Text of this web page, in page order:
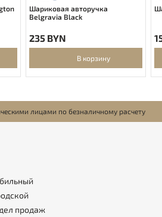
Шариковая авторучка
Belgravia Black
235 BYN
В корзину
лицами по безналичному расчету
продаж